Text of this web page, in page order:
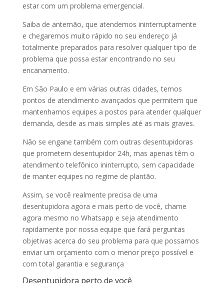
estar com um problema emergencial.
Saiba de antemão, que atendemos ininterruptamente
e chegaremos muito rápido no seu endereço já
totalmente preparados para resolver qualquer tipo de
problema que possa estar encontrando no seu
encanamento.
Em São Paulo e em várias outras cidades, temos
pontos de atendimento avançados que permitem que
mantenhamos equipes a postos para atender qualquer
demanda, desde as mais simples até as mais graves.
Não se engane também com outras desentupidoras
que prometem desentupidor 24h, mas apenas têm o
atendimento telefônico ininterrupto, sem capacidade
de manter equipes no regime de plantão.
Assim, se você realmente precisa de uma
desentupidora agora e mais perto de você, chame
agora mesmo no Whatsapp e seja atendimento
rapidamente por nossa equipe que fará perguntas
objetivas acerca do seu problema para que possamos
enviar um orçamento com o menor preço possível e
com total garantia e segurança
Desentupidora perto de você